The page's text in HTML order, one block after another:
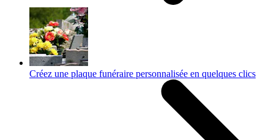
Créez une plaque funéraire personnalisée en quelques clics